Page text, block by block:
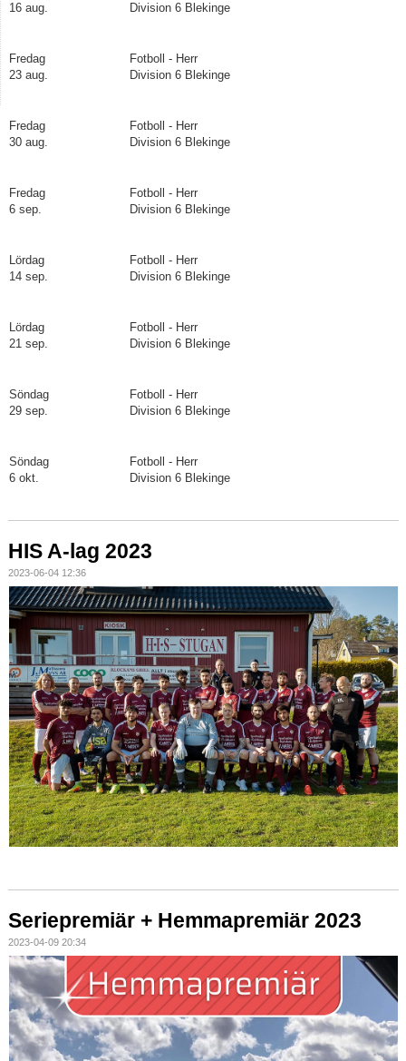
16 aug.
Division 6 Blekinge
Fredag
23 aug.
Fotboll - Herr
Division 6 Blekinge
Fredag
30 aug.
Fotboll - Herr
Division 6 Blekinge
Fredag
6 sep.
Fotboll - Herr
Division 6 Blekinge
Lördag
14 sep.
Fotboll - Herr
Division 6 Blekinge
Lördag
21 sep.
Fotboll - Herr
Division 6 Blekinge
Söndag
29 sep.
Fotboll - Herr
Division 6 Blekinge
Söndag
6 okt.
Fotboll - Herr
Division 6 Blekinge
HIS A-lag 2023
2023-06-04 12:36
Seriepremiär + Hemmapremiär 2023
2023-04-09 20:34